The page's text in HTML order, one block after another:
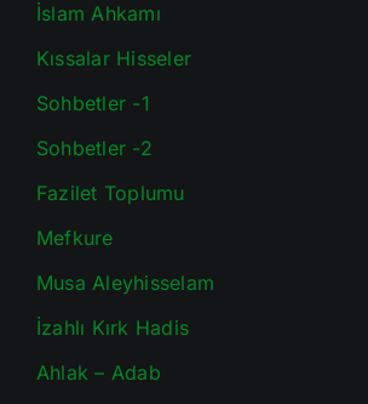
İslam Ahkamı
Kıssalar Hisseler
Sohbetler -1
Sohbetler -2
Fazilet Toplumu
Mefkure
Musa Aleyhisselam
İzahlı Kırk Hadis
Ahlak – Adab